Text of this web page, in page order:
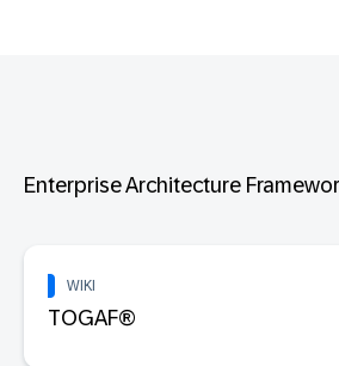
Enterprise Architecture
WIKI
TOGAF®